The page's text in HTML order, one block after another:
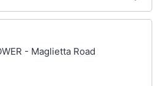
- Maglietta Road